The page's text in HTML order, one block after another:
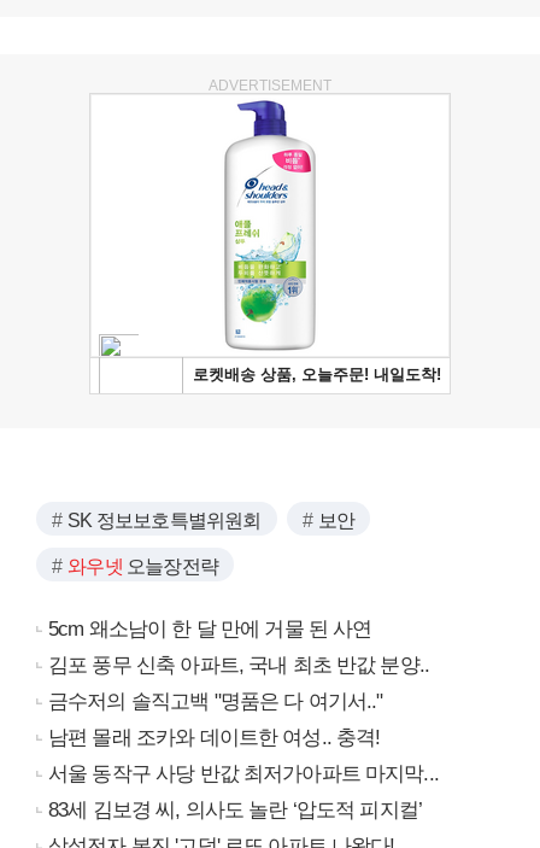
ADVERTISEMENT
SK 정보보호특별위원회 보안
와우넷 오늘장전략
5cm 왜소남이 한 달 만에 거물 된 사연
김포 풍무 신축 아파트, 국내 최초 반값 분양..
금수저의 솔직고백 "명품은 다 여기서.."
남편 몰래 조카와 데이트한 여성.. 충격!
서울 동작구 사당 반값 최저가아파트 마지막...
83세 김보경 씨, 의사도 놀란 ‘압도적 피지컬’